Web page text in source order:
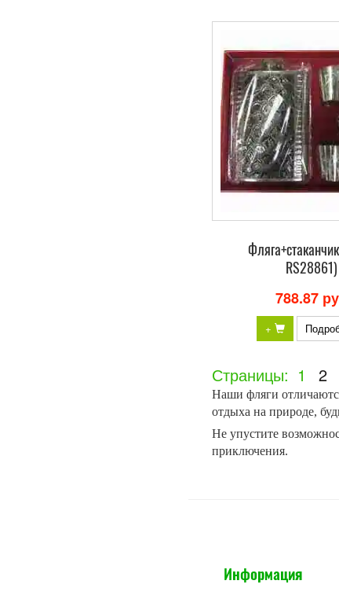
RS28861)
788.87
+
Страницы: 1 2
Наши фляги
отдыха на природе,
Не упустите
приключения.
Информация